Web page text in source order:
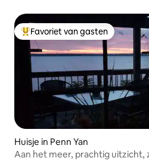
Topfavoriet van gasten
Favoriet van gasten
Huisje in Penn Yan
Aan het meer, prachtig uitzicht,